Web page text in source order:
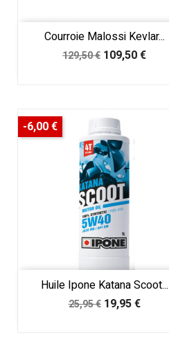
Courroie Malossi Kevlar...
Prix
129,50 € Prix
109,50 €
Huile Ipone Katana Scoot...
Prix
25,95 € Prix
19,95 €
-6,00 €